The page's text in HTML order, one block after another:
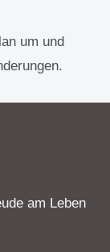
um und
am Leben